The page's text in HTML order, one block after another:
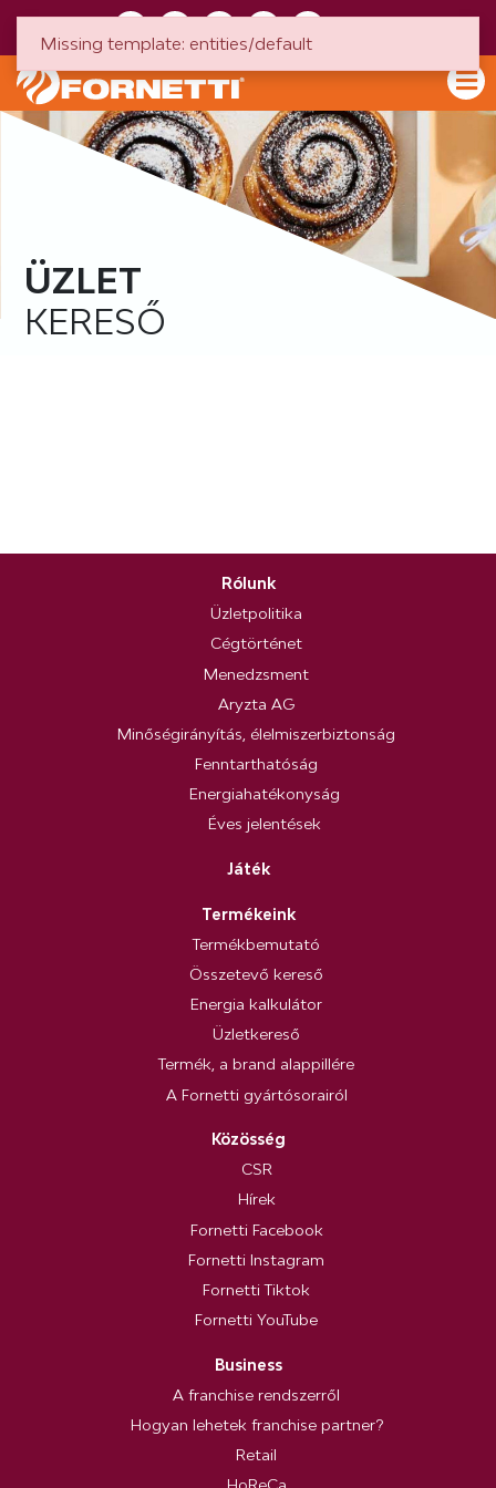
ÜZLET
KERESŐ
Rólunk
Üzletpolitika
Cégtörténet
Menedzsment
Aryzta AG
Minőségirányítás, élelmiszerbiztonság
Fenntarthatóság
Energiahatékonyság
Éves jelentések
Játék
Termékeink
Termékbemutató
Összetevő kereső
Energia kalkulátor
Üzletkereső
Termék, a brand alappillére
A Fornetti gyártósorairól
Közösség
CSR
Hírek
Fornetti Facebook
Fornetti Instagram
Fornetti Tiktok
Fornetti YouTube
Business
A franchise rendszerről
Hogyan lehetek franchise partner?
Retail
Missing template: entities/default